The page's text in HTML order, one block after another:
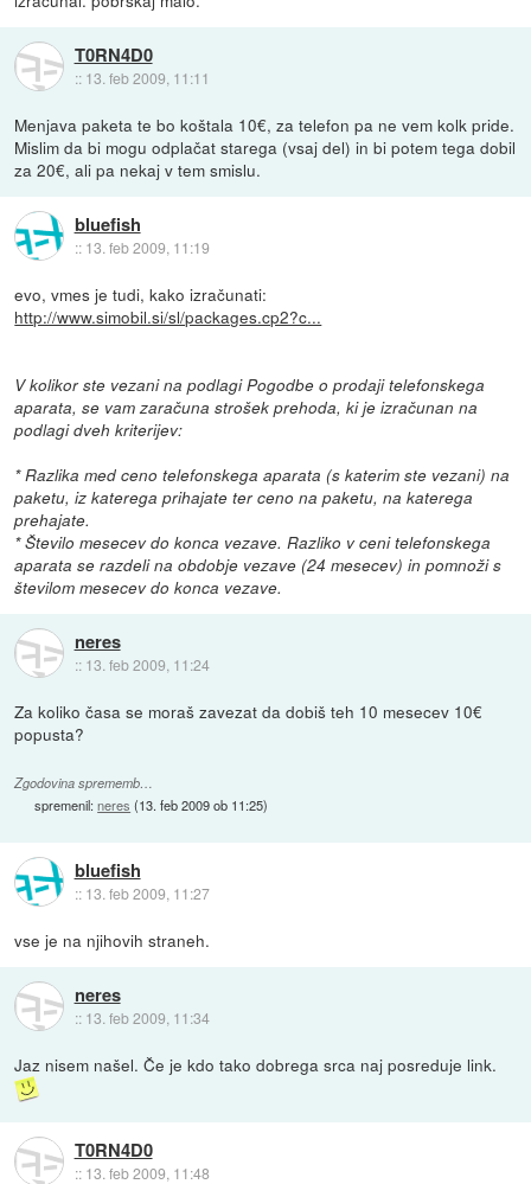
T0RN4D0
:: 13. feb 2009, 11:11
Menjava paketa te bo koštala 10€, za telefon pa ne vem kolk pride.
Mislim da bi mogu odplačat starega (vsaj del) in bi potem tega dobil
za 20€, ali pa nekaj v tem smislu.
bluefish
:: 13. feb 2009, 11:19
evo, vmes je tudi, kako izračunati:
http://www.simobil.si/sl/packages.cp2?c...
V kolikor ste vezani na podlagi Pogodbe o prodaji telefonskega
aparata, se vam zaračuna strošek prehoda, ki je izračunan na
podlagi dveh kriterijev:
* Razlika med ceno telefonskega aparata (s katerim ste vezani) na
paketu, iz katerega prihajate ter ceno na paketu, na katerega
prehajate.
* Število mesecev do konca vezave. Razliko v ceni telefonskega
aparata se razdeli na obdobje vezave (24 mesecev) in pomnoži s
številom mesecev do konca vezave.
neres
:: 13. feb 2009, 11:24
Za koliko časa se moraš zavezat da dobiš teh 10 mesecev 10€
popusta?
Zgodovina sprememb…
spremenil:neres (13. feb 2009 ob 11:25)
bluefish
:: 13. feb 2009, 11:27
vse je na njihovih straneh.
neres
:: 13. feb 2009, 11:34
Jaz nisem našel. Če je kdo tako dobrega srca naj posreduje link.
T0RN4D0
:: 13. feb 2009, 11:48